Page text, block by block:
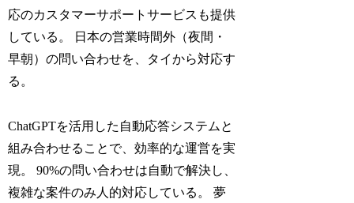
応のカスタマーサポートサービスも提供
している。 日本の営業時間外（夜間・
早朝）の問い合わせを、タイから対応す
る。
ChatGPTを活用した自動応答システムと
組み合わせることで、効率的な運営を実
現。 90%の問い合わせは自動で解決し、
複雑な案件のみ人的対応している。 夢